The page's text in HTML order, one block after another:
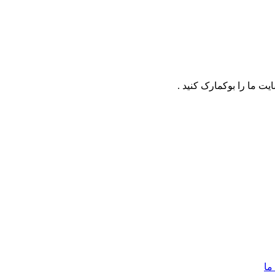
ما را بوکمارک کنید .
ما